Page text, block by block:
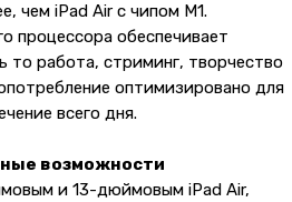
чем iPad Air с чипом M1.
процессора обеспечивает
то работа, стриминг, творчество
оптимизировано для
всего дня.
возможности
и 13-дюймовым iPad Air,